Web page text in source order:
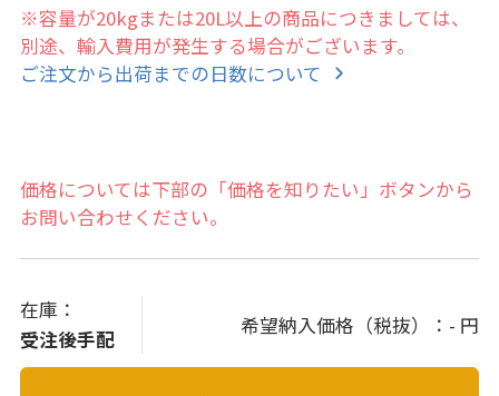
※容量が20kgまたは20L以上の商品につきましては、
別途、輸入費用が発生する場合がございます。
ご注文から出荷までの日数について
価格については下部の「価格を知りたい」ボタンから
お問い合わせください。
在庫：
受注後手配
希望納入価格（税抜）： - 円